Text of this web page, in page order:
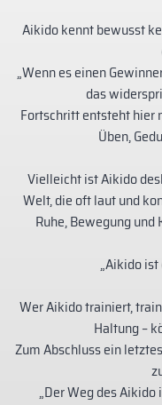
Aikido kennt bewusst
„Wenn es einen
das
Fortschritt entsteht hier
Üben,
Vielleicht ist Aikido
Welt, die oft laut und
Ruhe, Bewegung
„Aikido ist
Wer Aikido trainiert,
Haltung –
Zum Abschluss ein
„Der Weg des Aikido